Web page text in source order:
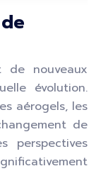
de nouveaux
évolution.
aérogels, les
de
perspectives